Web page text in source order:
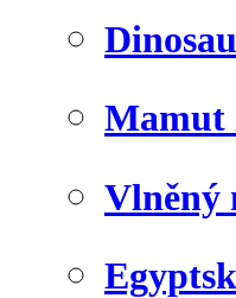
Mamut
Vlněný